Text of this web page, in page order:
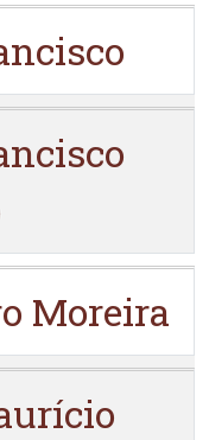
Moreira